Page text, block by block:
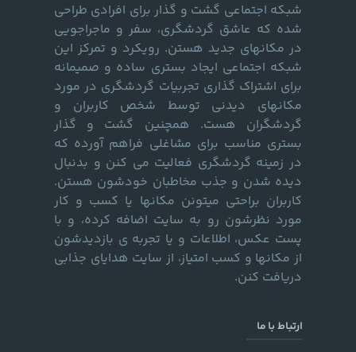
شبکه اجتماعی گشت و گذار برای افرادی طراحی
شده که عاشق گردشگری، سفر و ماجراجویی
در مکانهای جدید هستن. رویکرد و تمرکز این
شبکه اجتماعی ایجاد بستری ساده و صمیمانه
برای اشتراک گذاری تجربیات گردشگری در مورد
مکانهای دیدنی توسط شخص کاربران و
گردشگران هست. همچنین گشت و گذار
بستری مناسب برای مشاغلی فراهم آورده که
در زمینه گردشگری فعالیت می کنن و بدنبال
دیده شدن و جذب مخاطبان خودشون هستن.
کاربران براحتی میتونن مکانها یا کسب و کار
مورد نظرشون رو به سایت اضافه کرده، و با
پست عکس، اطلاعات و یا تجربه ی بازدیدشون
از مکانها و کسب امتیاز، از سایت هدایای جذابی
دریافت کنن.
ارتباط با ما